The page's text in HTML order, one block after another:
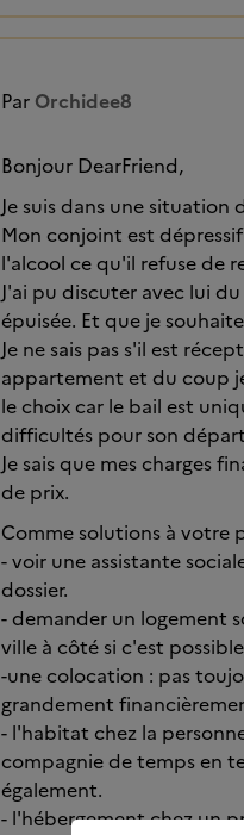
Par Orchidee8
Bonjour DearFriend,
Je suis dans une
Mon conjoint est
l'alcool ce qu'il refuse de
J'ai pu discuter avec lui
épuisée. Et que je
Je ne sais pas s'il est
appartement et du coup
le choix car le bail est
difficultés pour son
Je sais que mes charges
de prix.
Comme solutions à votre
- voir une assistante
dossier.
- demander un logement
ville à côté si c'est
-une colocation : pas
grandement
- l'habitat chez la
compagnie de temps en
également.
- l'hébergement chez un